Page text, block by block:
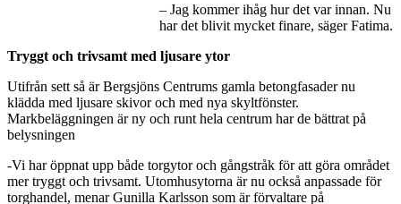
– Jag kommer ihåg hur det var innan. Nu
har det blivit mycket finare, säger Fatima.
Tryggt och trivsamt med ljusare ytor
Utifrån sett så är Bergsjöns Centrums gamla betongfasader nu
klädda med ljusare skivor och med nya skyltfönster.
Markbeläggningen är ny och runt hela centrum har de bättrat på
belysningen
-Vi har öppnat upp både torgytor och gångstråk för att göra området
mer tryggt och trivsamt. Utomhusytorna är nu också anpassade för
torghandel, menar Gunilla Karlsson som är förvaltare på